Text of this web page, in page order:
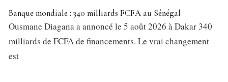
Banque mondiale : 340 milliards FCFA au Sénégal
Ousmane Diagana a annoncé le 5 août 2026 à Dakar 340
milliards de FCFA de financements. Le vrai changement
est